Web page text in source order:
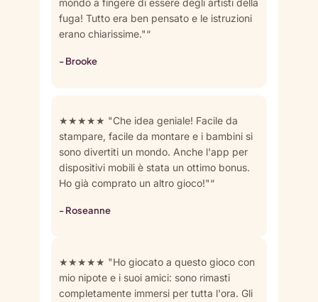
fuga! Tutto era ben pensato e le istruzioni
erano chiarissime."“
- Brooke
★★★★★ "Che idea geniale! Facile da
stampare, facile da montare e i bambini si
sono divertiti un mondo. Anche l'app per
dispositivi mobili è stata un ottimo bonus.
Ho già comprato un altro gioco!"“
- Roseanne
★★★★★ "Ho giocato a questo gioco con
mio nipote e i suoi amici: sono rimasti
completamente immersi per tutta l'ora. Gli